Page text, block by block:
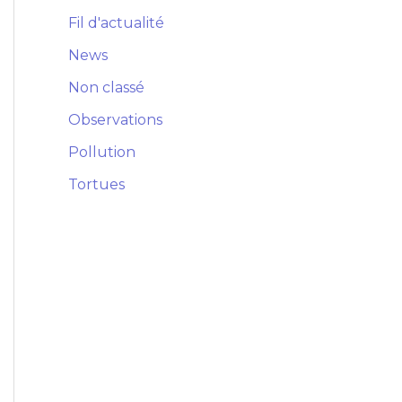
Fil d'actualité
News
Non classé
Observations
Pollution
Tortues